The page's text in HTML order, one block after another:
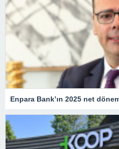
Enpara Bank’ın 2025 net